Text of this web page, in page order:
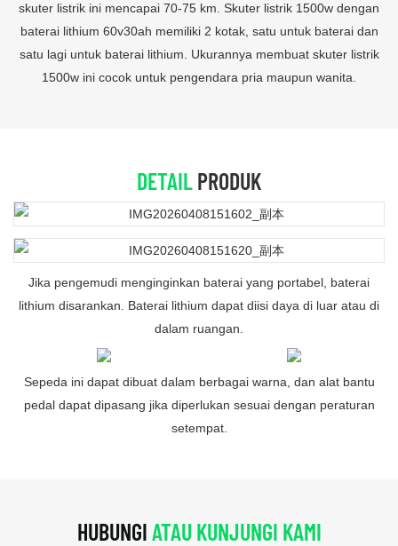
skuter listrik ini mencapai 70-75 km. Skuter listrik 1500w dengan
baterai lithium 60v30ah memiliki 2 kotak, satu untuk baterai dan
satu lagi untuk baterai lithium. Ukurannya membuat skuter listrik
1500w ini cocok untuk pengendara pria maupun wanita.
DETAILPRODUK
Jika pengemudi menginginkan baterai yang portabel, baterai
lithium disarankan. Baterai lithium dapat diisi daya di luar atau di
dalam ruangan.
Sepeda ini dapat dibuat dalam berbagai warna, dan alat bantu
pedal dapat dipasang jika diperlukan sesuai dengan peraturan
setempat.
HUBUNGIATAU KUNJUNGI KAMI